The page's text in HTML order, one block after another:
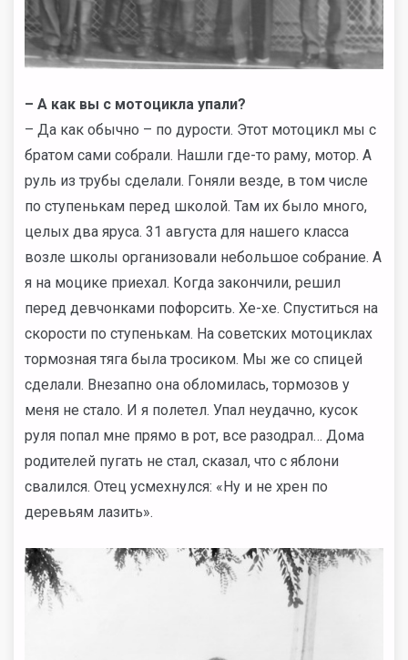
– А как вы с мотоцикла упали?
– Да как обычно – по дурости. Этот мотоцикл мы с
братом сами собрали. Нашли где-то раму, мотор. А
руль из трубы сделали. Гоняли везде, в том числе
по ступенькам перед школой. Там их было много,
целых два яруса. 31 августа для нашего класса
возле школы организовали небольшое собрание. А
я на моцике приехал. Когда закончили, решил
перед девчонками пофорсить. Хе-хе. Спуститься на
скорости по ступенькам. На советских мотоциклах
тормозная тяга была тросиком. Мы же со спицей
сделали. Внезапно она обломилась, тормозов у
меня не стало. И я полетел. Упал неудачно, кусок
руля попал мне прямо в рот, все разодрал… Дома
родителей пугать не стал, сказал, что с яблони
свалился. Отец усмехнулся: «Ну и не хрен по
деревьям лазить».